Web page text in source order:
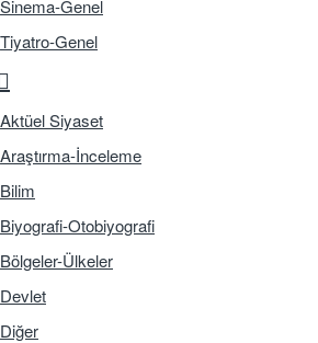
Sinema-Genel
Tiyatro-Genel
Aktüel Siyaset
Araştırma-İnceleme
Bilim
Biyografi-Otobiyografi
Bölgeler-Ülkeler
Devlet
Diğer